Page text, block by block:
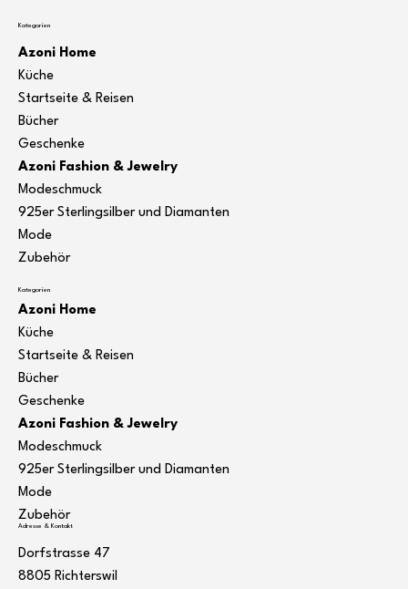
Kategorien
Azoni Home
Küche
Startseite & Reisen
Bücher
Geschenke
Azoni Fashion & Jewelry
Modeschmuck
925er Sterlingsilber und Diamanten
Mode
Zubehör
Kategorien
Azoni Home
Küche
Startseite & Reisen
Bücher
Geschenke
Azoni Fashion & Jewelry
Modeschmuck
925er Sterlingsilber und Diamanten
Mode
Zubehör
Adresse & Kontakt
Dorfstrasse 47
8805 Richterswil